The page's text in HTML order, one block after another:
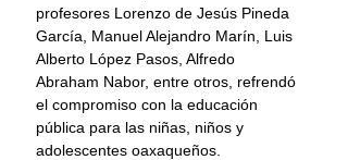
profesores Lorenzo de Jesús Pineda
García, Manuel Alejandro Marín, Luis
Alberto López Pasos, Alfredo
Abraham Nabor, entre otros, refrendó
el compromiso con la educación
pública para las niñas, niños y
adolescentes oaxaqueños.